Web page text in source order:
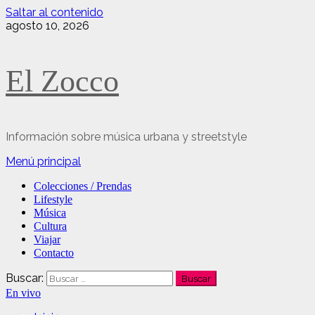
Saltar al contenido
agosto 10, 2026
El Zocco
Información sobre música urbana y streetstyle
Menú principal
Colecciones / Prendas
Lifestyle
Música
Cultura
Viajar
Contacto
Buscar:
En vivo